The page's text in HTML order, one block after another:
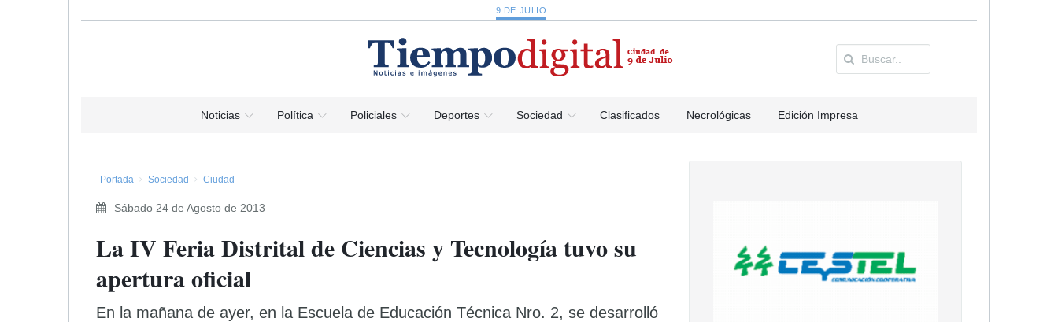
9 DE JULIO
Noticias Política Policiales Deportes Sociedad Clasificados Necrológicas Edición Impresa
Portada Sociedad Ciudad
Sábado 24 de Agosto de 2013
La IV Feria Distrital de Ciencias y Tecnología tuvo su
apertura oficial
En la mañana de ayer, en la Escuela de Educación Técnica Nro. 2, se desarrolló